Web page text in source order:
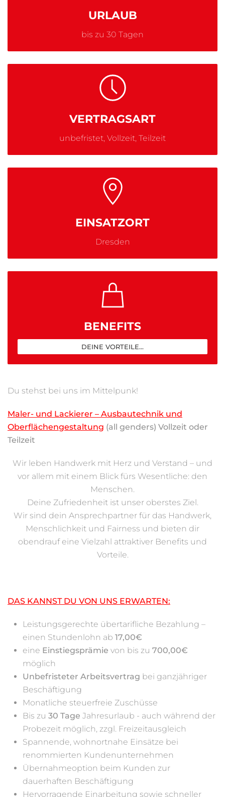
URLAUB
bis zu 30 Tagen
VERTRAGSART
unbefristet, Vollzeit, Teilzeit
EINSATZORT
Dresden
BENEFITS
DEINE VORTEILE...
Du stehst bei uns im Mittelpunk!
Maler- und Lackierer – Ausbautechnik und
Oberflächengestaltung (all genders) Vollzeit oder
Teilzeit
Wir leben Handwerk mit Herz und Verstand – und
vor allem mit einem Blick fürs Wesentliche: den
Menschen.
Deine Zufriedenheit ist unser oberstes Ziel.
Wir sind dein Ansprechpartner für das Handwerk,
Menschlichkeit und Fairness und bieten dir
obendrauf eine Vielzahl attraktiver Benefits und
Vorteile.
DAS KANNST DU VON UNS ERWARTEN:
Leistungsgerechte übertarifliche Bezahlung –
einen Stundenlohn ab 17,00€
eine Einstiegsprämie von bis zu 700,00€
möglich
Unbefristeter Arbeitsvertrag bei ganzjähriger
Beschäftigung
Monatliche steuerfreie Zuschüsse
Bis zu 30 Tage Jahresurlaub - auch während der
Probezeit möglich, zzgl. Freizeitausgleich
Spannende, wohnortnahe Einsätze bei
renommierten Kundenunternehmen
Übernahmeoption beim Kunden zur
dauerhaften Beschäftigung
Hervorragende Einarbeitung sowie schneller